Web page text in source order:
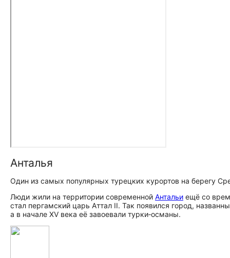
Анталья
Один из самых популярных турецких курортов на берегу
Люди жили на территории современной Антальи ещё со
стал пергамский царь Аттал II. Так появился город,
а в начале XV века её завоевали турки‑османы.